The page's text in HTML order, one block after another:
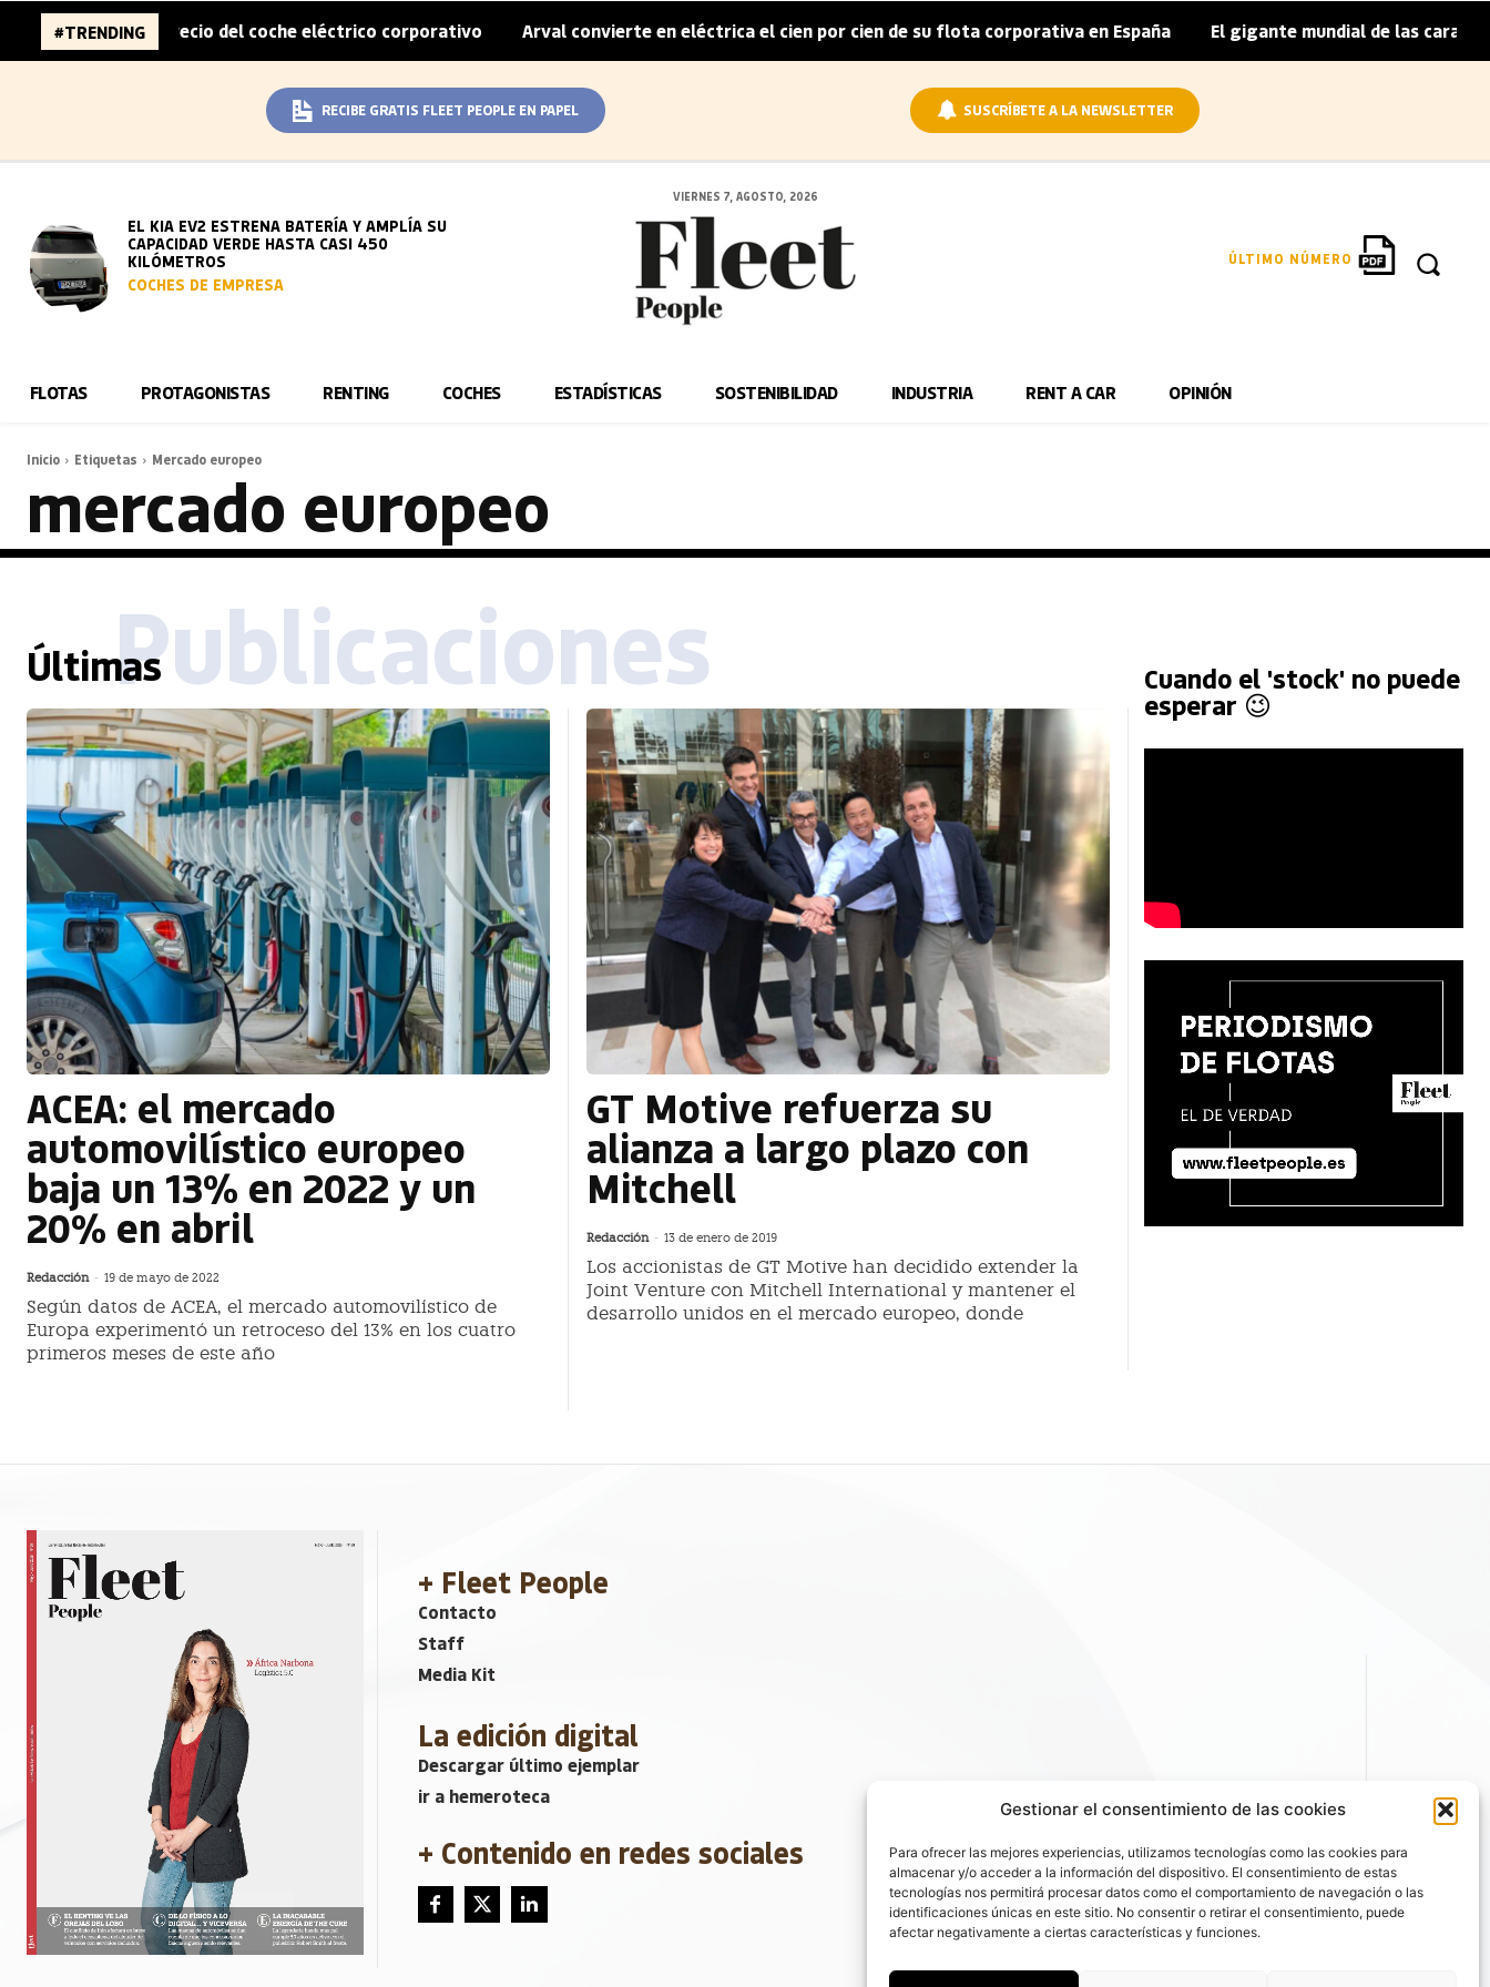
Gestionar el consentimiento de las cookies
Para ofrecer las mejores experiencias, utilizamos tecnologías como las cookies para
almacenar y/o acceder a la información del dispositivo. El consentimiento de estas
tecnologías nos permitirá procesar datos como el comportamiento de navegación o las
identificaciones únicas en este sitio. No consentir o retirar el consentimiento, puede
afectar negativamente a ciertas características y funciones.
#TRENDING
del sobreprecio del coche eléctrico corporativo | Arval convierte en eléctrica el cien por cien de su flota corporativa en España | El gigante mundial de las
RECIBE GRATIS FLEET PEOPLE EN PAPEL SUSCRÍBETE A LA NEWSLETTER
EL KIA EV2 ESTRENA BATERÍA Y AMPLÍA SU
CAPACIDAD VERDE HASTA CASI 450
KILÓMETROS
COCHES DE EMPRESA
VIERNES 7, AGOSTO, 2026
ÚLTIMO NÚMERO
FLOTAS PROTAGONISTAS RENTING COCHES ESTADÍSTICAS SOSTENIBILIDAD INDUSTRIA RENT A CAR OPINIÓN
Inicio Etiquetas Mercado europeo
mercado europeo
ÚltimasPublicaciones
ACEA: el mercado
automovilístico europeo
baja un 13% en 2022 y un
20% en abril
Redacción - 19 de mayo de 2022
Según datos de ACEA, el mercado automovilístico de
Europa experimentó un retroceso del 13% en los cuatro
primeros meses de este año
GT Motive refuerza su
alianza a largo plazo con
Mitchell
Redacción - 13 de enero de 2019
Los accionistas de GT Motive han decidido extender la
Joint Venture con Mitchell International y mantener el
desarrollo unidos en el mercado europeo, donde
Cuando el 'stock' no puede
esperar 😉
+ Fleet People
Contacto
Staff
Media Kit
La edición digital
Descargar último ejemplar
ir a hemeroteca
+ Contenido en redes sociales